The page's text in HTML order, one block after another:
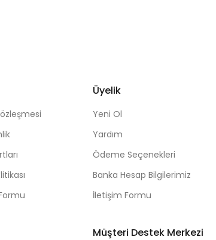
Üyelik
Yeni Ol
Yardım
Ödeme Seçenekleri
Banka Hesap Bilgilerimiz
İletişim Formu
Müşteri Destek Merkezi